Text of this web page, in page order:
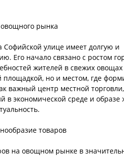
рынка
улице имеет долгую и
Его начало связано с ростом
жителей в свежих
площадкой, но и местом, где
важный центр местной
в экономической среде и
товаров
на овощном рынке в